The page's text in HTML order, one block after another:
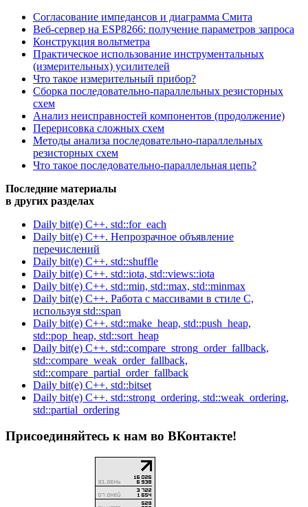
Согласование импедансов и диаграмма Смита
Веб-сервер на ESP8266: получение параметров запроса
Конструкция вольтметра
Практическое использование инструментальных
(измерительных) усилителей
Что такое измерительный прибор?
Сборка последовательно-параллельных резисторных
схем
Анализ неисправностей компонентов (продолжение)
Перерисовка сложных схем
Методы анализа последовательно-параллельных
резисторных схем
Что такое последовательно-параллельная цепь?
Последние материалы
в других разделах
Daily bit(e) C++. std::for_each
Daily bit(e) C++. Непрозрачное объявление
перечислений
Daily bit(e) C++. std::shuffle
Daily bit(e) C++. std::iota, std::views::iota
Daily bit(e) C++. std::min, std::max, std::minmax
Daily bit(e) C++. Работа с массивами в стиле C,
используя std::span
Daily bit(e) C++. std::make_heap, std::push_heap,
std::pop_heap, std::sort_heap
Daily bit(e) C++. std::compare_strong_order_fallback,
std::compare_weak_order_fallback,
std::compare_partial_order_fallback
Daily bit(e) C++. std::bitset
Daily bit(e) C++. std::strong_ordering, std::weak_ordering,
std::partial_ordering
Присоединяйтесь к нам во ВКонтакте!